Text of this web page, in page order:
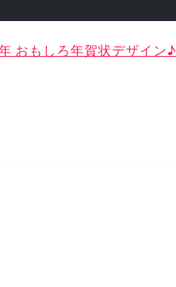
おもしろ年賀状デザイン♪